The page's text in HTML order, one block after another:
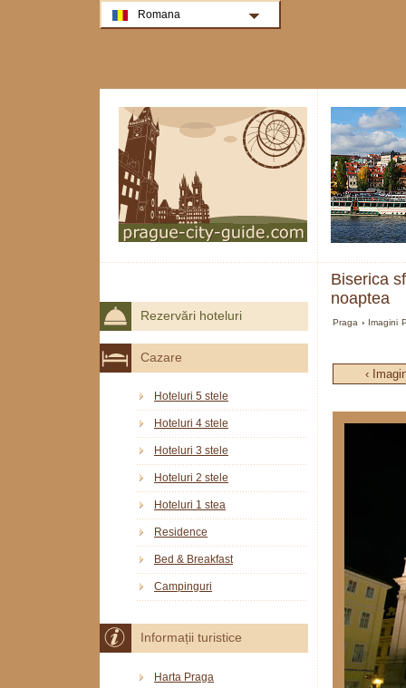
Biserica
noaptea
Praga › Imagini
‹
Rezervări hoteluri
Cazare
Hoteluri 5 stele
Hoteluri 4 stele
Hoteluri 3 stele
Hoteluri 2 stele
Hoteluri 1 stea
Residence
Bed & Breakfast
Campinguri
Informații turistice
Harta Praga
Romana